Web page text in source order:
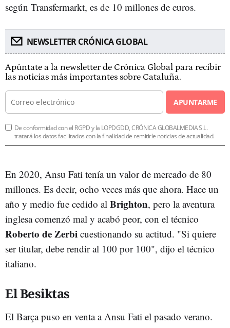
según Transfermarkt, es de 10 millones de euros.
NEWSLETTER CRÓNICA GLOBAL
Apúntate a la newsletter de Crónica Global para recibir
las noticias más importantes sobre Cataluña.
APUNTARME
De conformidad con el RGPD y la LOPDGDD, CRÓNICA GLOBALMEDIA S.L.
tratará los datos facilitados con la finalidad de remitirle noticias de actualidad.
En 2020, Ansu Fati tenía un valor de mercado de 80
millones. Es decir, ocho veces más que ahora. Hace un
año y medio fue cedido al Brighton, pero la aventura
inglesa comenzó mal y acabó peor, con el técnico
Roberto de Zerbi cuestionando su actitud. "Si quiere
ser titular, debe rendir al 100 por 100", dijo el técnico
italiano.
El Besiktas
El Barça puso en venta a Ansu Fati el pasado verano.